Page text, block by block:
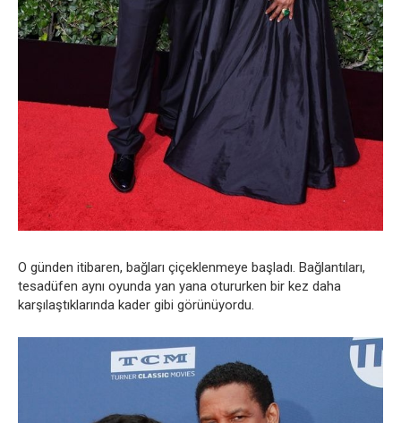
O günden itibaren, bağları çiçeklenmeye başladı. Bağlantıları,
tesadüfen aynı oyunda yan yana otururken bir kez daha
karşılaştıklarında kader gibi görünüyordu.